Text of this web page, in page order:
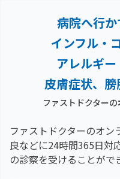
病院へ行
インフル・
アレルギー
皮膚症状、
ファストドクターの
ファストドクターのオ
良などに24時間365日対
の診察を受けることがで